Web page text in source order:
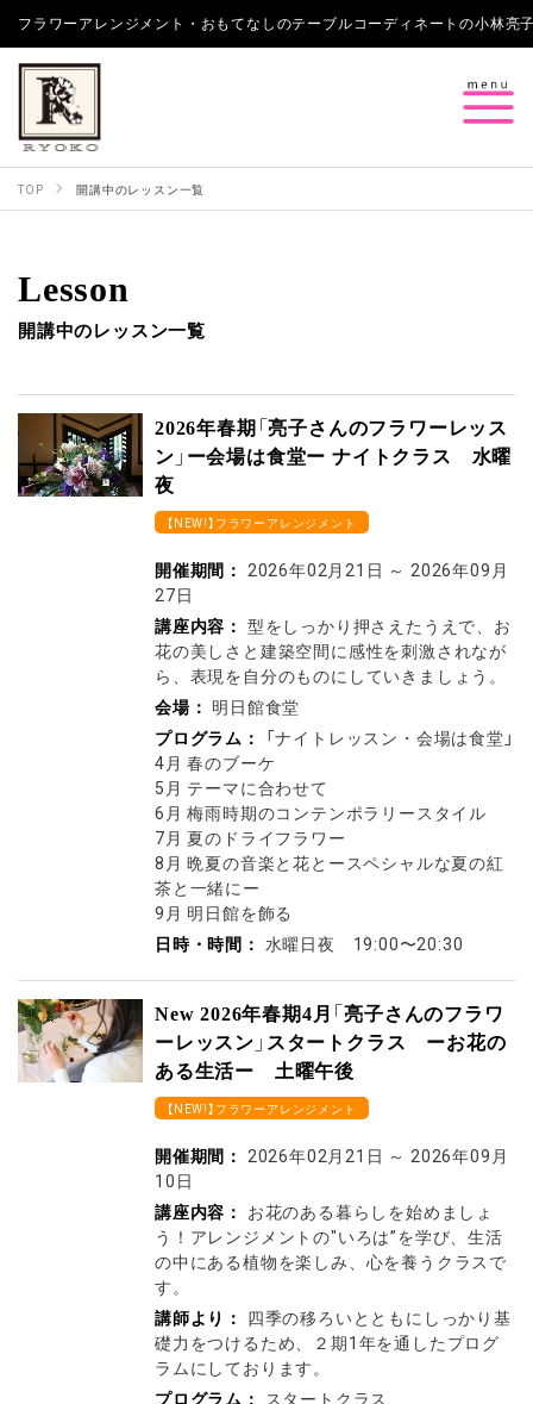
フラワーアレンジメント・おもてなしのテーブルコーディネートの小
TOP 開講中のレッスン一覧
Lesson
開講中のレッスン一覧
2026年春期「亮子さんのフラワーレッス
ン」ー会場は食堂ー ナイトクラス 水曜
夜
【NEW!】フラワーアレンジメント
開催期間： 2026年02月21日 ～2026年09月
27日
講座内容： 型をしっかり押さえたうえで、お
花の美しさと建築空間に感性を刺激されなが
ら、表現を自分のものにしていきましょう。
会場： 明日館食堂
プログラム： 「ナイトレッスン・会場は食堂」
4月 春のブーケ
5月 テーマに合わせて
6月 梅雨時期のコンテンポラリースタイル
7月 夏のドライフラワー
8月 晩夏の音楽と花とースペシャルな夏の紅
茶と一緒にー
9月 明日館を飾る
日時・時間： 水曜日夜 19:00〜20:30
New 2026年春期4月「亮子さんのフラワ
ーレッスン」スタートクラス ーお花の
ある生活ー 土曜午後
【NEW!】フラワーアレンジメント
開催期間： 2026年02月21日 ～2026年09月
10日
講座内容： お花のある暮らしを始めましょ
う！アレンジメントの"いろは”を学び、生活
の中にある植物を楽しみ、心を養うクラスで
す。
講師より： 四季の移ろいとともにしっかり基
礎力をつけるため、２期1年を通したプログ
ラムにしております。
プログラム： スタートクラス